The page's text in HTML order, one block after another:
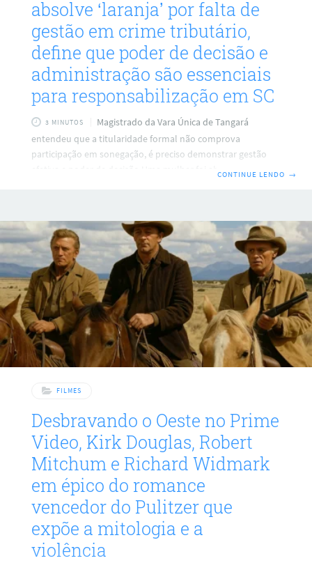
absolve ‘laranja’ por falta de
gestão em crime tributário,
define que poder de decisão e
administração são essenciais
para responsabilização em SC
3 MINUTOS
Magistrado da Vara Única de Tangará
entendeu que a titularidade formal não comprova
participação em sonegação, é preciso demonstrar gestão
efetiva e poder de decisão Uma mulher foi absolvida da
econômico. O Ministério Público de Santa Catarina acusou a
ré de suprimir o pagamento de ICMS entre 2019 e 2020, com
dívida apontada em R$ 30.953,87, mas a prova
CONTINUE LENDO →
FILMES
Desbravando o Oeste no Prime
Video, Kirk Douglas, Robert
Mitchum e Richard Widmark
em épico do romance
vencedor do Pulitzer que
expõe a mitologia e a
violência